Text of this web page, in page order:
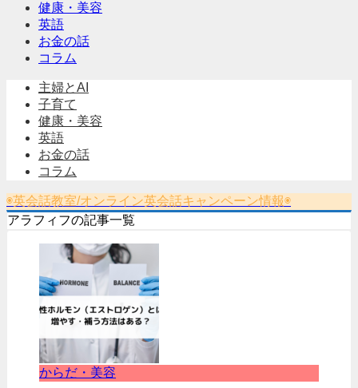
健康・美容
英語
お金の話
コラム
主婦とAI
子育て
健康・美容
英語
お金の話
コラム
◉英会話教室/オンライン英会話キャンペーン情報◉
アラフィフの記事一覧
からだ・美容